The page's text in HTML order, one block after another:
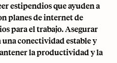
estipendios que ayuden a
planes de internet de
para el trabajo. Asegurar
una conectividad estable y
la productividad y la